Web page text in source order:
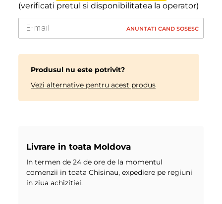
(verificati pretul si disponibilitatea la operator)
ANUNTATI CAND SOSESC
Produsul nu este potrivit?
Vezi alternative pentru acest produs
Livrare in toata Moldova
In termen de 24 de ore de la momentul
comenzii in toata Chisinau, expediere pe regiuni
in ziua achizitiei.